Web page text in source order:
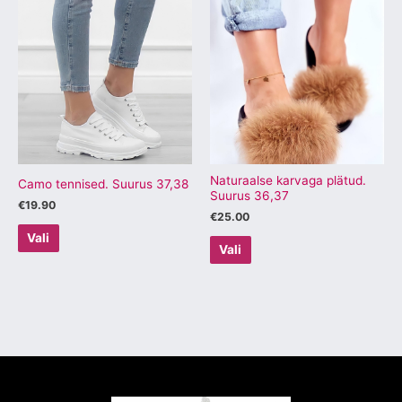
Camo tennised. Suurus 37,38
€19.90
Vali
tootel
on
mitu
varianti.
Valikuid
saab
teha
tootelehel.
Naturaalse karvaga plätud.
Suurus 36,37
€25.00
Vali
tootel
on
mitu
varianti.
Valikuid
saab
teha
tootelehel.